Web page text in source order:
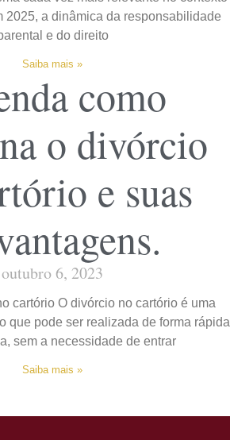
2025, a dinâmica da responsabilidade
e do direito
Saiba mais »
como
o divórcio
e suas
outubro 6, 2023
cartório O divórcio no cartório é uma
que pode ser realizada de forma rápida
sem a necessidade de entrar
Saiba mais »